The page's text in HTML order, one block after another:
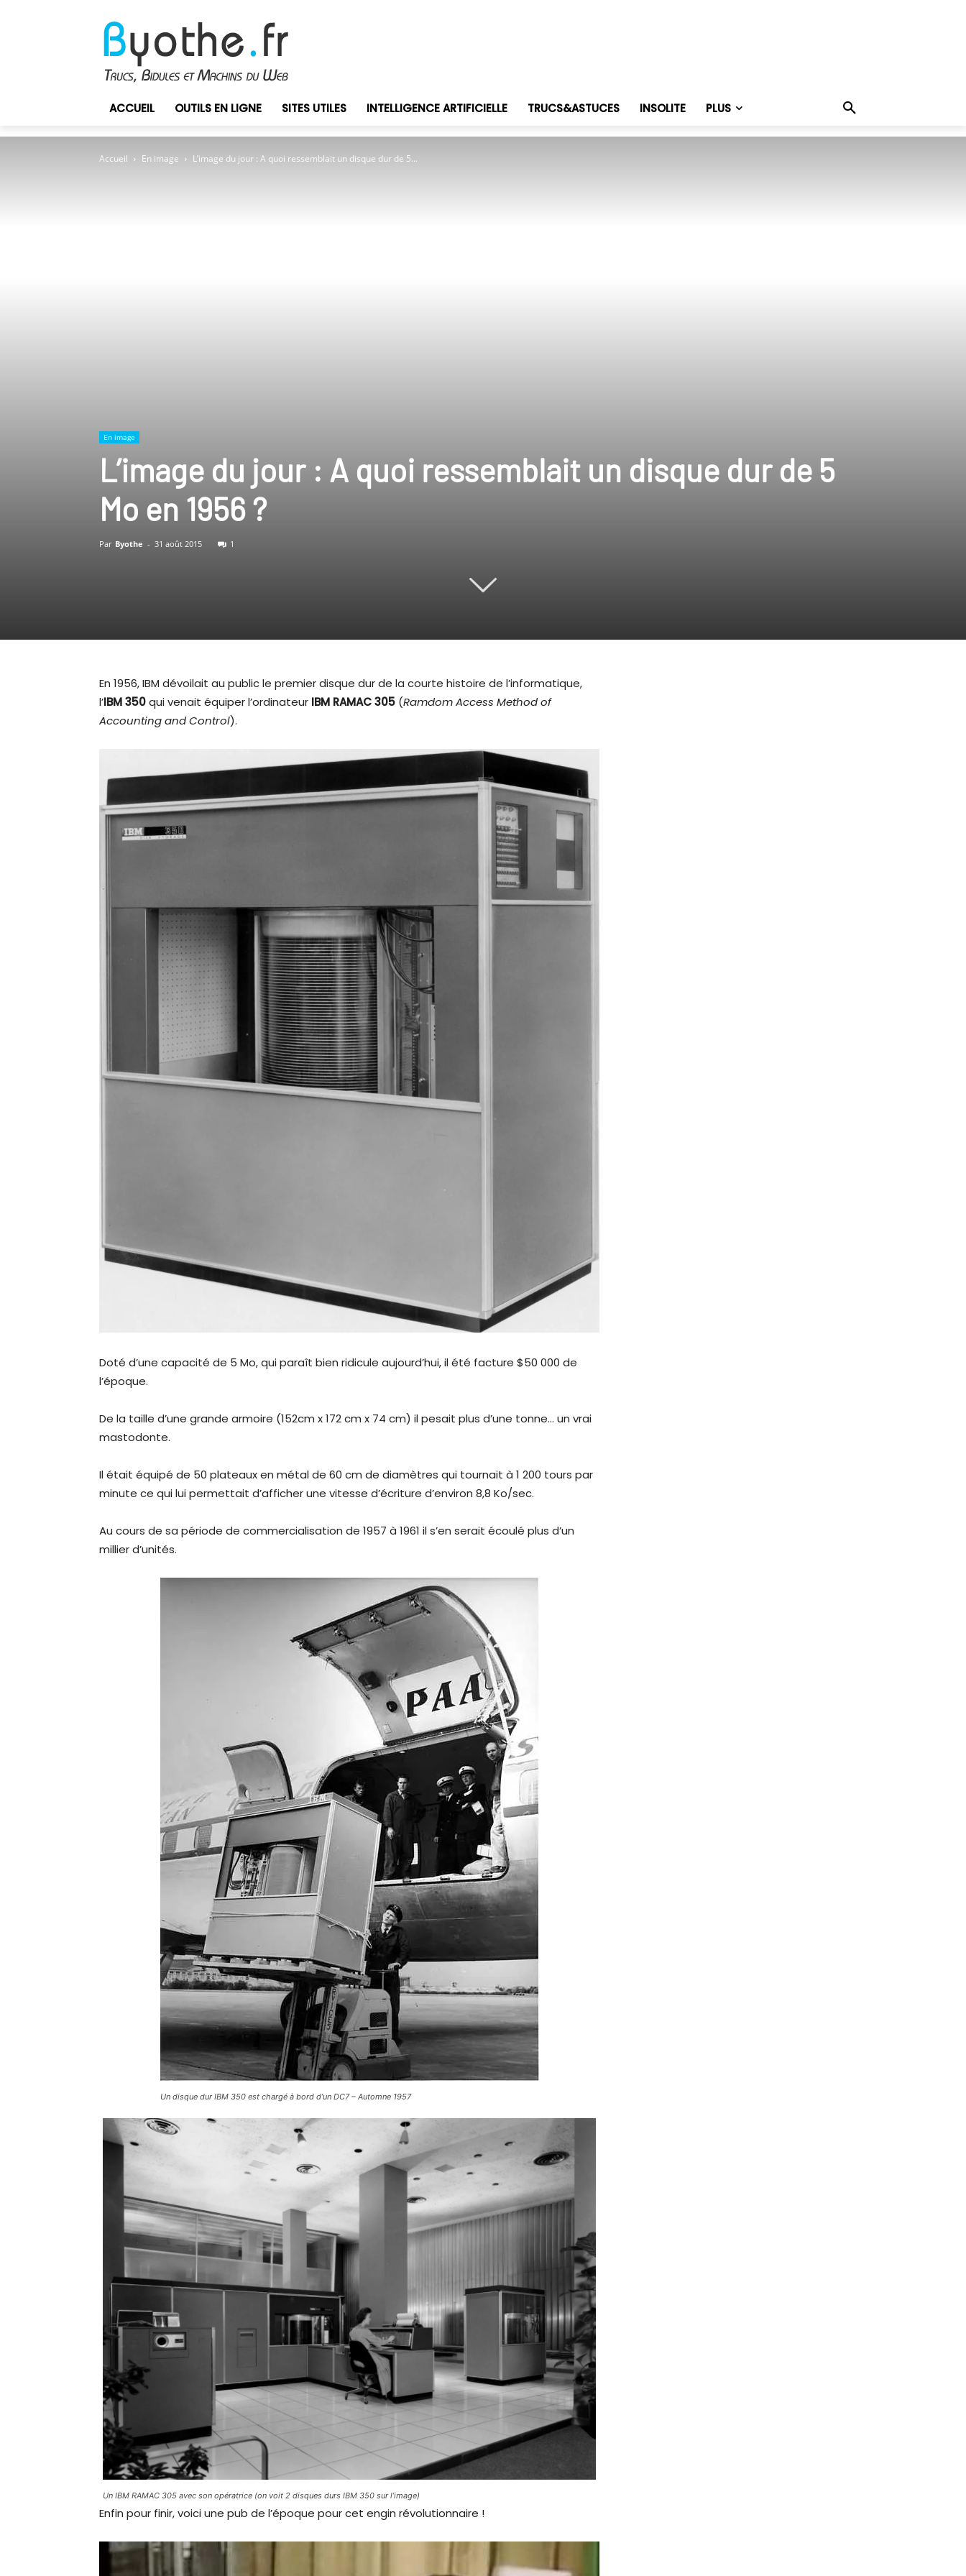
ACCUEIL OUTILS EN LIGNE SITES UTILES INTELLIGENCE ARTIFICIELLE TRUCS&ASTUCES INSOLITE PLUS
Accueil En image L’image du jour : A quoi ressemblait un disque dur de 5...
En image
L’image du jour : A quoi ressemblait un disque dur de 5
Mo en 1956 ?
Par Byothe - 31 août 2015 1
En 1956, IBM dévoilait au public le premier disque dur de la courte histoire de l’informatique,
l’IBM 350qui venait équiper l’ordinateur IBM RAMAC 305 (Ramdom Access Method of
Accounting and Control).
Doté d’une capacité de 5 Mo, qui paraît bien ridicule aujourd’hui, il été facture $50 000 de
l’époque.
De la taille d’une grande armoire (152cm x 172 cm x 74 cm) il pesait plus d’une tonne… un vrai
mastodonte.
Il était équipé de 50 plateaux en métal de 60 cm de diamètres qui tournait à 1 200 tours par
minute ce qui lui permettait d’afficher une vitesse d’écriture d’environ 8,8 Ko/sec.
Au cours de sa période de commercialisation de 1957 à 1961 il s’en serait écoulé plus d’un
millier d’unités.
Un disque dur IBM 350 est chargé à bord d’un DC7 – Automne 1957
Un IBM RAMAC 305 avec son opératrice (on voit 2 disques durs IBM 350 sur l’image)
Enfin pour finir, voici une pub de l’époque pour cet engin révolutionnaire !